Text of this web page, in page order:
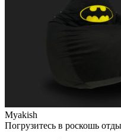
Myakish
Погрузитесь в роскошь